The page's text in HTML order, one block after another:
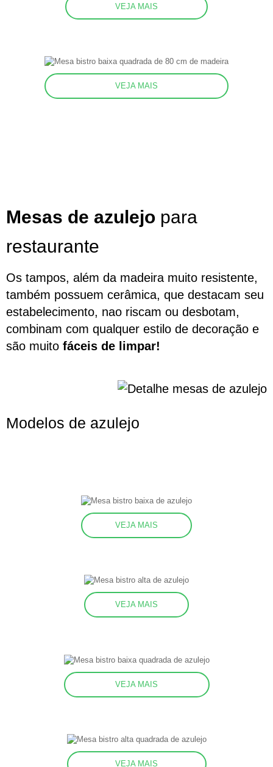
VEJA MAIS
VEJA MAIS
Mesas de azulejo para
restaurante
Os tampos, além da madeira muito resistente,
também possuem cerâmica, que destacam seu
estabelecimento, nao riscam ou desbotam,
combinam com qualquer estilo de decoração e
são muito fáceis de limpar!
Modelos de azulejo
VEJA MAIS
VEJA MAIS
VEJA MAIS
VEJA MAIS